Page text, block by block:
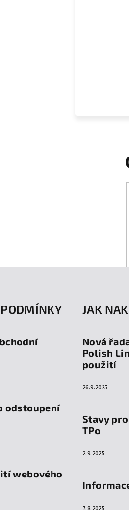
odstoupení
webového
JAK
Nová
Polish
použití
26.9.2025
Stavy
TPo
2.9.2025
7.8.2025